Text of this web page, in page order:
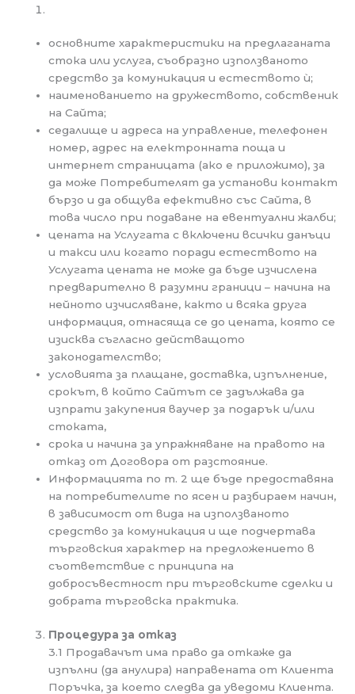
основните характеристики на предлаганата
стока или услуга, съобразно използваното
средство за комуникация и естеството ѝ;
наименованието на дружеството, собственик
на Сайта;
седалище и адреса на управление, телефонен
номер, адрес на електронната поща и
интернет страницата (ако е приложимо), за
да може Потребителят да установи контакт
бързо и да общува ефективно със Сайта, в
това число при подаване на евентуални жалби;
цената на Услугата с включени всички данъци
и такси или когато поради естеството на
Услугата цената не може да бъде изчислена
предварително в разумни граници – начина на
нейното изчисляване, както и всяка друга
информация, отнасяща се до цената, която се
изисква съгласно действащото
законодателство;
условията за плащане, доставка, изпълнение,
срокът, в който Сайтът се задължава да
изпрати закупения ваучер за подарък и/или
стоката,
срока и начина за упражняване на правото на
отказ от Договора от разстояние.
Информацията по т. 2 ще бъде предоставяна
на потребителите по ясен и разбираем начин,
в зависимост от вида на използваното
средство за комуникация и ще подчертава
търговския характер на предложението в
съответствие с принципа на
добросъвестност при търговските сделки и
добрата търговска практика.
Процедура за отказ
3.1 Продавачът има право да откаже да
изпълни (да анулира) направената от Клиента
Поръчка, за което следва да уведоми Клиента.